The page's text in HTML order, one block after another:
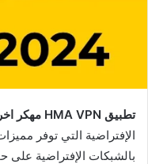
تطبيق HMA VPN مهكر اخر اصدار
الإفتراضية التي توفر
بالشبكات الإفتراضية على